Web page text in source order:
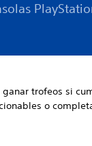
trofeos si
o